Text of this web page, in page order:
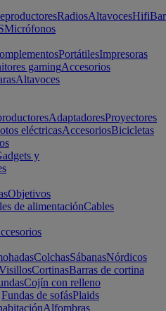
RadiosAltavocesHifi
Micrófonos
PortátilesImpresoras
gamingAccesorios
Altavoces
AdaptadoresProyectores
eléctricasAccesoriosBicicletas
y
Objetivos
de alimentaciónCables
ColchasSábanasNórdicos
CortinasBarras de cortina
Cojín con relleno
Fundas de sofásPlaids
Alfombras